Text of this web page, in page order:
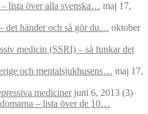
lista över alla svenska… maj 17,
det händer och så gör du… oktober
medicin (SSRI) – så funkar det
och mentalsjukhusens… maj 17,
medicinerjuni 6, 2013 (3)
– lista över de 10…